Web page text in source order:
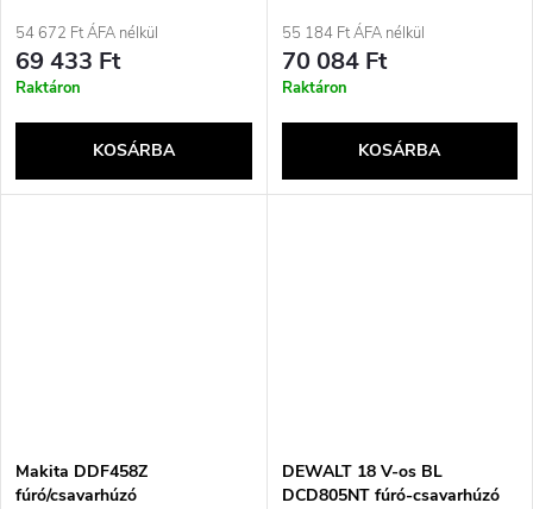
54 672 Ft ÁFA nélkül
69 433 Ft
Raktáron
KOSÁRBA
55 184 Ft ÁFA nélkül
70 084 Ft
Raktáron
KOSÁRBA
Makita DDF458Z
fúró/csavarhúzó
DEWALT 18 V-os BL
DCD805NT fúró-csavarhúzó